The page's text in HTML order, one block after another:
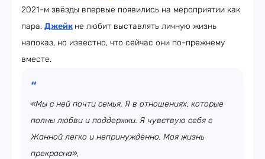
2021-м звёзды впервые появились на мероприятии как
пара. Джейк не любит выставлять личную жизнь
напоказ, но известно, что сейчас они по-прежнему
вместе.
«Мы с ней почти семья. Я в отношениях, которые
полны любви и поддержки. Я чувствую себя с
Жанной легко и непринуждённо. Моя жизнь
прекрасна»,